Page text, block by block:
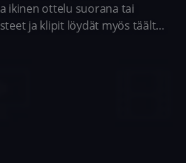
ikinen ottelu suorana tai
ja klipit löydät myös täältä.